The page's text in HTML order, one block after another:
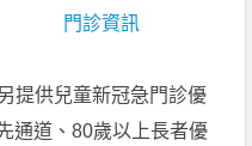
門診資訊
提供兒童新冠急門診優
通道、80歲以上長者優